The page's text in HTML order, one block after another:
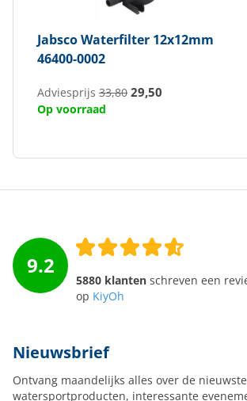
JabscoWaterfilter 12x12mm
46400-0002
Adviesprijs 33,80 29,50
Op voorraad
9.2
5880 klanten schreven een
op KiyOh
Nieuwsbrief
Ontvang maandelijks alles over de nieuwste
watersportproducten, interessante